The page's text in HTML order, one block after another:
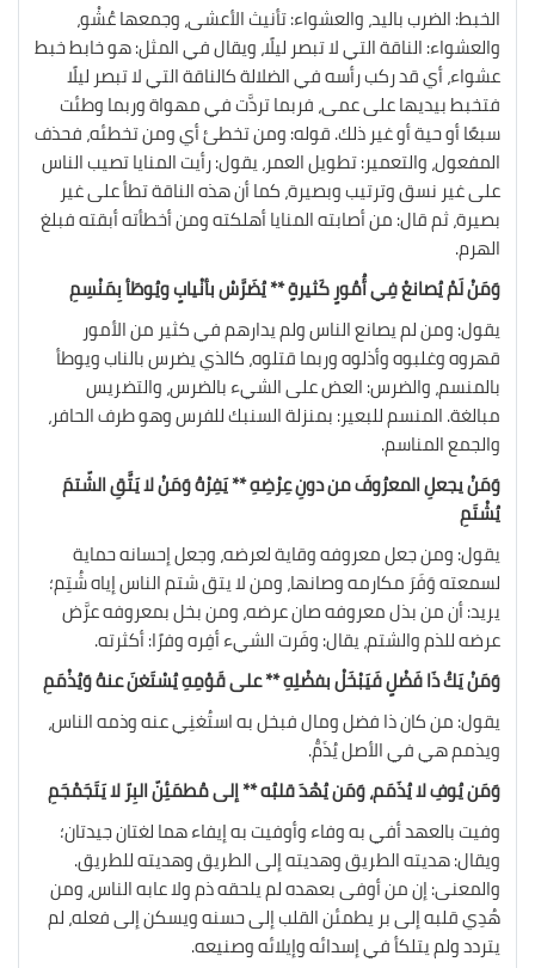
الخبط: الضرب باليد، والعشواء: تأنيث الأعشى، وجمعها عُشْو،
والعشواء: الناقة التي لا تبصر ليلًا، ويقال في المثل: هو خابط خبط
عشواء، أي قد ركب رأسه في الضلالة كالناقة التي لا تبصر ليلًا
فتخبط بيديها على عمى، فربما تردَّت في مهواة وربما وطئت
سبعًا أو حية أو غير ذلك. قوله: ومن تخطئ أي ومن تخطئه، فحذف
المفعول، والتعمير: تطويل العمر، يقول: رأيت المنايا تصيب الناس
على غير نسق وترتيب وبصيرة، كما أن هذه الناقة تطأ على غير
بصيرة، ثم قال: من أصابته المنايا أهلكته ومن أخطأته أبقته فبلغ
الهرم.
وَمَنْ لَمْ يُصانعْ فِي أُمُورٍ كَثيرةٍ ** يُضَرَّسْ بأنْيابٍ ويُوطَأ بِمَنْسِمِ
يقول: ومن لم يصانع الناس ولم يدارهم في كثير من الأمور
قهروه وغلبوه وأذلوه وربما قتلوه، كالذي يضرس بالناب ويوطأ
بالمنسم، والضرس: العض على الشيء بالضرس، والتضريس
مبالغة. المنسم للبعير: بمنزلة السنبك للفرس وهو طرف الحافر،
والجمع المناسم.
وَمَنْ يجعلِ المعرُوفَ من دونِ عِرْضِهِ ** يَفِرْهُ وَمَنْ لا يَتَّقِ الشّتمَ
يُشْتَمِ
يقول: ومن جعل معروفه وقاية لعرضه، وجعل إحسانه حماية
لسمعته وَفَرَ مكارمه وصانها، ومن لا يتق شتم الناس إياه شُتِم؛
يريد: أن من بذل معروفه صان عرضه، ومن بخل بمعروفه عرَّض
عرضه للذم والشتم، يقال: وفَرت الشيء أفِره وفرًا: أكثرته.
وَمَنْ يَكُ ذَا فَضْلٍ فَيَبْخَلْ بفضْلِهِ ** على قَوْمِهِ يُسْتَغنَ عنهُ وَيُذْمَمِ
يقول: من كان ذا فضل ومال فبخل به استُغنِي عنه وذمه الناس،
ويذمم هي في الأصل يُذَمُّ.
وَمَن يُوفِ لا يُذَمَم، وَمَن يُهْدَ قلبُه ** إلى مُطمَئِنّ البِرّ لا يَتَجَمْجَمِ
وفيت بالعهد أفي به وفاء وأوفيت به إيفاء هما لغتان جيدتان؛
ويقال: هديته الطريق وهديته إلى الطريق وهديته للطريق.
والمعنى: إن من أوفى بعهده لم يلحقه ذم ولا عابه الناس، ومن
هُدِي قلبه إلى بر يطمئن القلب إلى حسنه ويسكن إلى فعله، لم
يتردد ولم يتلكأ في إسدائه وإيلائه وصنيعه.